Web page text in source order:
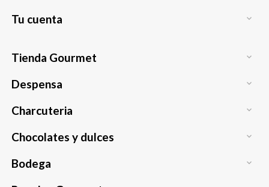
Tu cuenta 
Tienda Gourmet 
Despensa 
Charcuteria 
Chocolates y dulces 
Bodega 